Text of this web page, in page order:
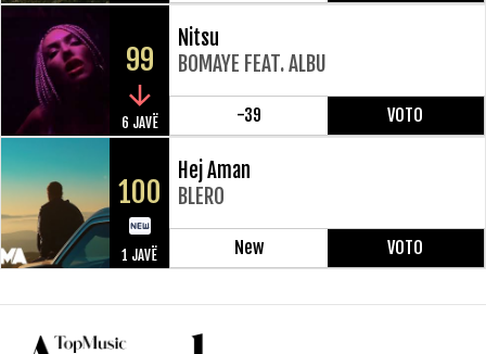
99
6 JAVË
Nitsu
BOMAYE FEAT. ALBU
-39 VOTO
100
1 JAVË
Hej Aman
BLERO
New VOTO